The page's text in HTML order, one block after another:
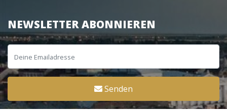
NEWSLETTER ABONNIEREN
Senden